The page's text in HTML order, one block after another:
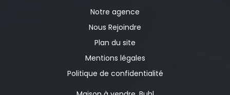
Notre agence
Nous Rejoindre
Plan du site
Mentions légales
Politique de confidentialité